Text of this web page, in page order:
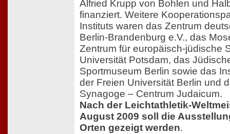
Alfried Krupp von Bohlen und
finanziert. Weitere
Instituts waren das Zentrum
Berlin-Brandenburg e.V., das
Zentrum für europäisch-jüdische
Universität Potsdam, das
Sportmuseum Berlin sowie das
der Freien Universität Berlin und
Synagoge – Centrum Judaicum.
Nach der Leichtathletik-
August 2009 soll die
Orten gezeigt werden.